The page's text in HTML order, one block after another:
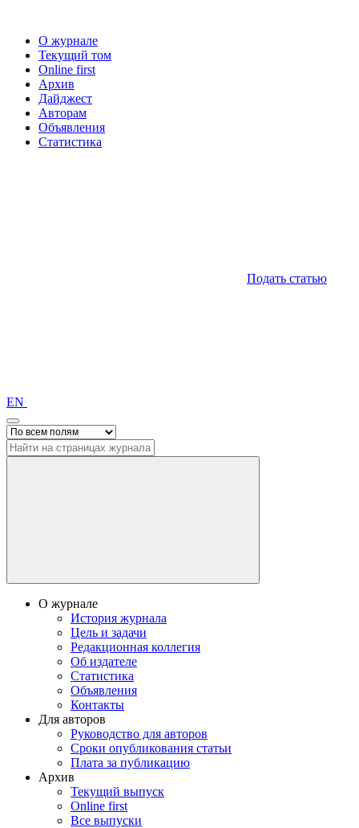
О журнале
Текущий том
Online first
Архив
Дайджест
Авторам
Объявления
Статистика
Подать статью
EN
О журнале
История журнала
Цель и задачи
Редакционная коллегия
Об издателе
Статистика
Объявления
Контакты
Для авторов
Руководство для авторов
Сроки опубликования статьи
Плата за публикацию
Архив
Текущий выпуск
Online first
Все выпуски